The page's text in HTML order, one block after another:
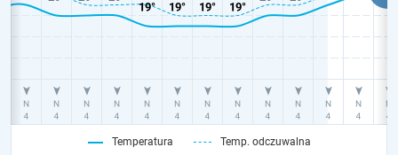
Temperatura Temp. odczuwalna